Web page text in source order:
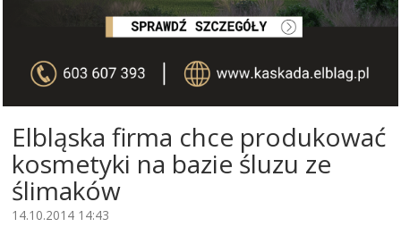
Elbląska firma chce produkować
kosmetyki na bazie śluzu ze
ślimaków
14.10.2014 14:43